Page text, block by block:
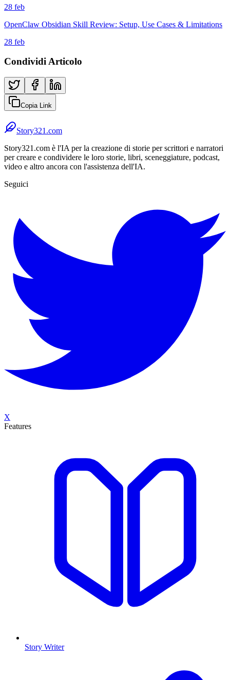
28 feb
OpenClaw Obsidian Skill Review: Setup, Use Cases & Limitations
28 feb
Condividi Articolo
Copia Link
Story321.com
Story321.com è l'IA per la creazione di storie per scrittori e narratori
per creare e condividere le loro storie, libri, sceneggiature, podcast,
video e altro ancora con l'assistenza dell'IA.
Seguici
X
Features
Story Writer